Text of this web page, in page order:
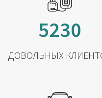
5230
ДОВОЛЬНЫХ